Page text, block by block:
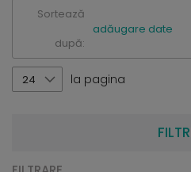
Sortează
după:
adăugare date
24 la pagina